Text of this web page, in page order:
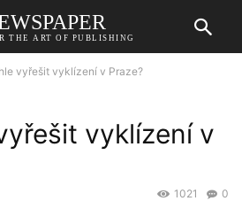
THE ART OF PUBLISHING
vyřešit vyklízení v Praze?
vyklízení v
0
1021